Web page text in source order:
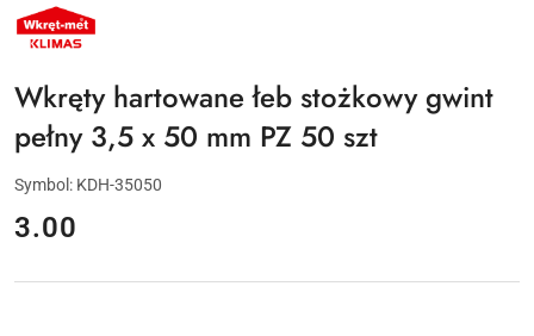
NAZWA
PRODUCENTA:
KLIMAS
Wkręty hartowane łeb stożkowy gwint
pełny 3,5 x 50 mm PZ 50 szt
Symbol: KDH-35050
cena:
3.00